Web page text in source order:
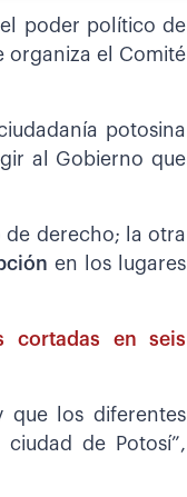
poder político de
organiza el Comité
potosina
al Gobierno que
de derecho; la otra
en los lugares
cortadas en seis
que los diferentes
de Potosí”,